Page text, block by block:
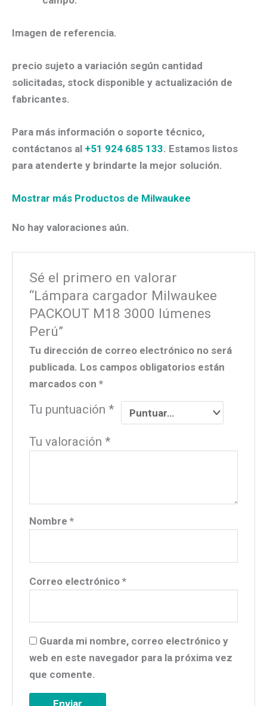
Imagen de referencia.
precio sujeto a variación según cantidad
solicitadas, stock disponible y actualización de
fabricantes.
Para más información o soporte técnico,
contáctanos al +51 924 685 133. Estamos listos
para atenderte y brindarte la mejor solución.
Mostrar más Productos de Milwaukee
No hay valoraciones aún.
Sé el primero en valorar
“Lámpara cargador Milwaukee
PACKOUT M18 3000 lúmenes
Perú”
Tu dirección de correo electrónico no será
publicada. Los campos obligatorios están
marcados con*
Tu puntuación*
Tu valoración*
Nombre*
Correo electrónico*
Guarda mi nombre, correo electrónico y
web en este navegador para la próxima vez
que comente.